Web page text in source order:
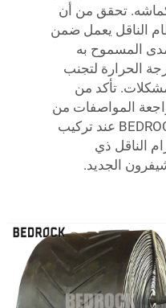
تحقق من أن
الناقل يعمل ضمن
المسموح به
الحرارة لتجنب
تأكد من
المواصفات من
BEDROCK عند تركيب
الناقل ذي
الجديد.